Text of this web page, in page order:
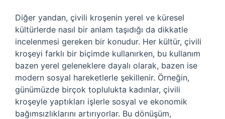
Diğer yandan, çivili kroşenin yerel ve küresel
kültürlerde nasıl bir anlam taşıdığı da dikkatle
incelenmesi gereken bir konudur. Her kültür, çivili
kroşeyi farklı bir biçimde kullanırken, bu kullanım
bazen yerel geleneklere dayalı olarak, bazen ise
modern sosyal hareketlerle şekillenir. Örneğin,
günümüzde birçok toplulukta kadınlar, çivili
kroşeyle yaptıkları işlerle sosyal ve ekonomik
bağımsızlıklarını artırıyorlar. Bu dönüşüm,